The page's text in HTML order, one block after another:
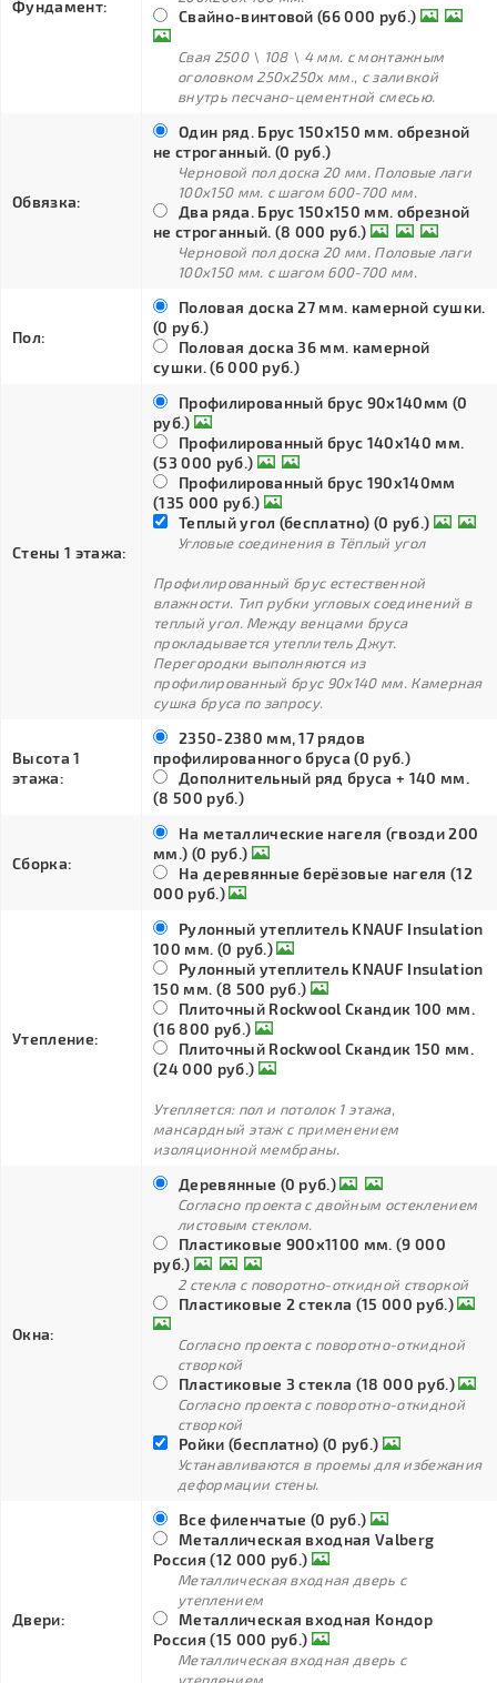
Фундамент:
Свайно-винтовой (66 000 руб.)
Свая 2500 \ 108 \ 4 мм. с монтажным
оголовком 250х250х мм., с заливкой
внутрь песчано-цементной смесью.
Обвязка:
Один ряд. Брус 150х150 мм. обрезной
не строганный. (0 руб.)
Черновой пол доска 20 мм. Половые лаги
100х150 мм. с шагом 600-700 мм.
Два ряда. Брус 150х150 мм. обрезной
не строганный. (8 000 руб.)
Черновой пол доска 20 мм. Половые лаги
100х150 мм. с шагом 600-700 мм.
Пол:
Половая доска 27 мм. камерной сушки.
(0 руб.)
Половая доска 36 мм. камерной
сушки. (6 000 руб.)
Стены 1 этажа:
Профилированный брус 90х140мм (0
руб.)
Профилированный брус 140х140 мм.
(53 000 руб.)
Профилированный брус 190х140мм
(135 000 руб.)
Теплый угол (бесплатно) (0 руб.)
Угловые соединения в Тёплый угол
Профилированный брус естественной
влажности. Тип рубки угловых соединений в
теплый угол. Между венцами бруса
прокладывается утеплитель Джут.
Перегородки выполняются из
профилированный брус 90х140 мм. Камерная
сушка бруса по запросу.
Высота 1
этажа:
2350-2380 мм, 17 рядов
профилированного бруса (0 руб.)
Дополнительный ряд бруса + 140 мм.
(8 500 руб.)
Сборка:
На металлические нагеля (гвозди 200
мм.) (0 руб.)
На деревянные берёзовые нагеля (12
000 руб.)
Утепление:
Рулонный утеплитель KNAUF Insulation
100 мм. (0 руб.)
Рулонный утеплитель KNAUF Insulation
150 мм. (8 500 руб.)
Плиточный Rockwool Скандик 100 мм.
(16 800 руб.)
Плиточный Rockwool Скандик 150 мм.
(24 000 руб.)
Утепляется: пол и потолок 1 этажа,
мансардный этаж с применением
изоляционной мембраны.
Окна:
Деревянные (0 руб.)
Согласно проекта с двойным остеклением
листовым стеклом.
Пластиковые 900х1100 мм. (9 000
руб.)
2 стекла с поворотно-откидной створкой
Пластиковые 2 стекла (15 000 руб.)
Согласно проекта с поворотно-откидной
створкой
Пластиковые 3 стекла (18 000 руб.)
Согласно проекта с поворотно-откидной
створкой
Ройки (бесплатно) (0 руб.)
Устанавливаются в проемы для избежания
деформации стены.
Двери:
Все филенчатые (0 руб.)
Металлическая входная Valberg
Россия (12 000 руб.)
Металлическая входная дверь с
утеплением
Металлическая входная Кондор
Россия (15 000 руб.)
Металлическая входная дверь с